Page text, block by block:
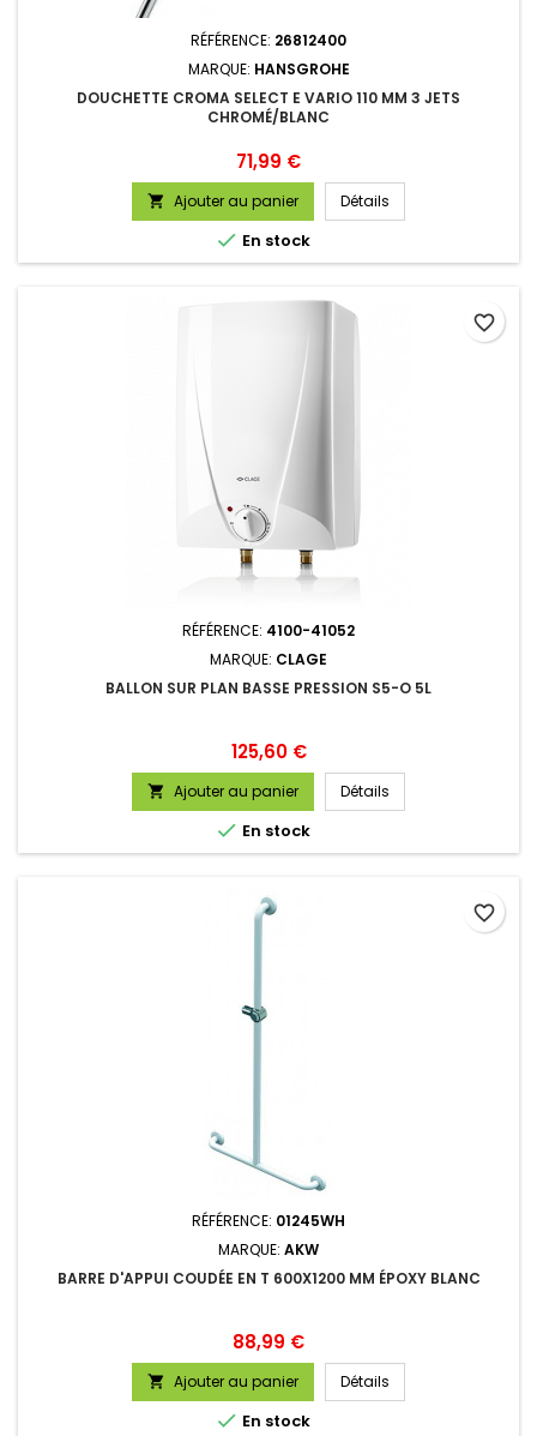
RÉFÉRENCE: 26812400
MARQUE: HANSGROHE
DOUCHETTE CROMA SELECT E VARIO 110 MM 3 JETS
CHROMÉ/BLANC
Prix
71,99 €
 Ajouter au panier Détails
 En stock
RÉFÉRENCE: 4100-41052
MARQUE: CLAGE
BALLON SUR PLAN BASSE PRESSION S5-O 5L
Prix
125,60 €
 Ajouter au panier Détails
 En stock
favorite_border
RÉFÉRENCE: 01245WH
MARQUE: AKW
BARRE D'APPUI COUDÉE EN T 600X1200 MM ÉPOXY BLANC
Prix
88,99 €
 Ajouter au panier Détails
 En stock
favorite_border